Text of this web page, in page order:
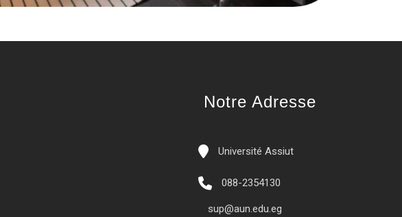
Notre Adresse
Université Assiut
088-2354130
sup@aun.edu.eg